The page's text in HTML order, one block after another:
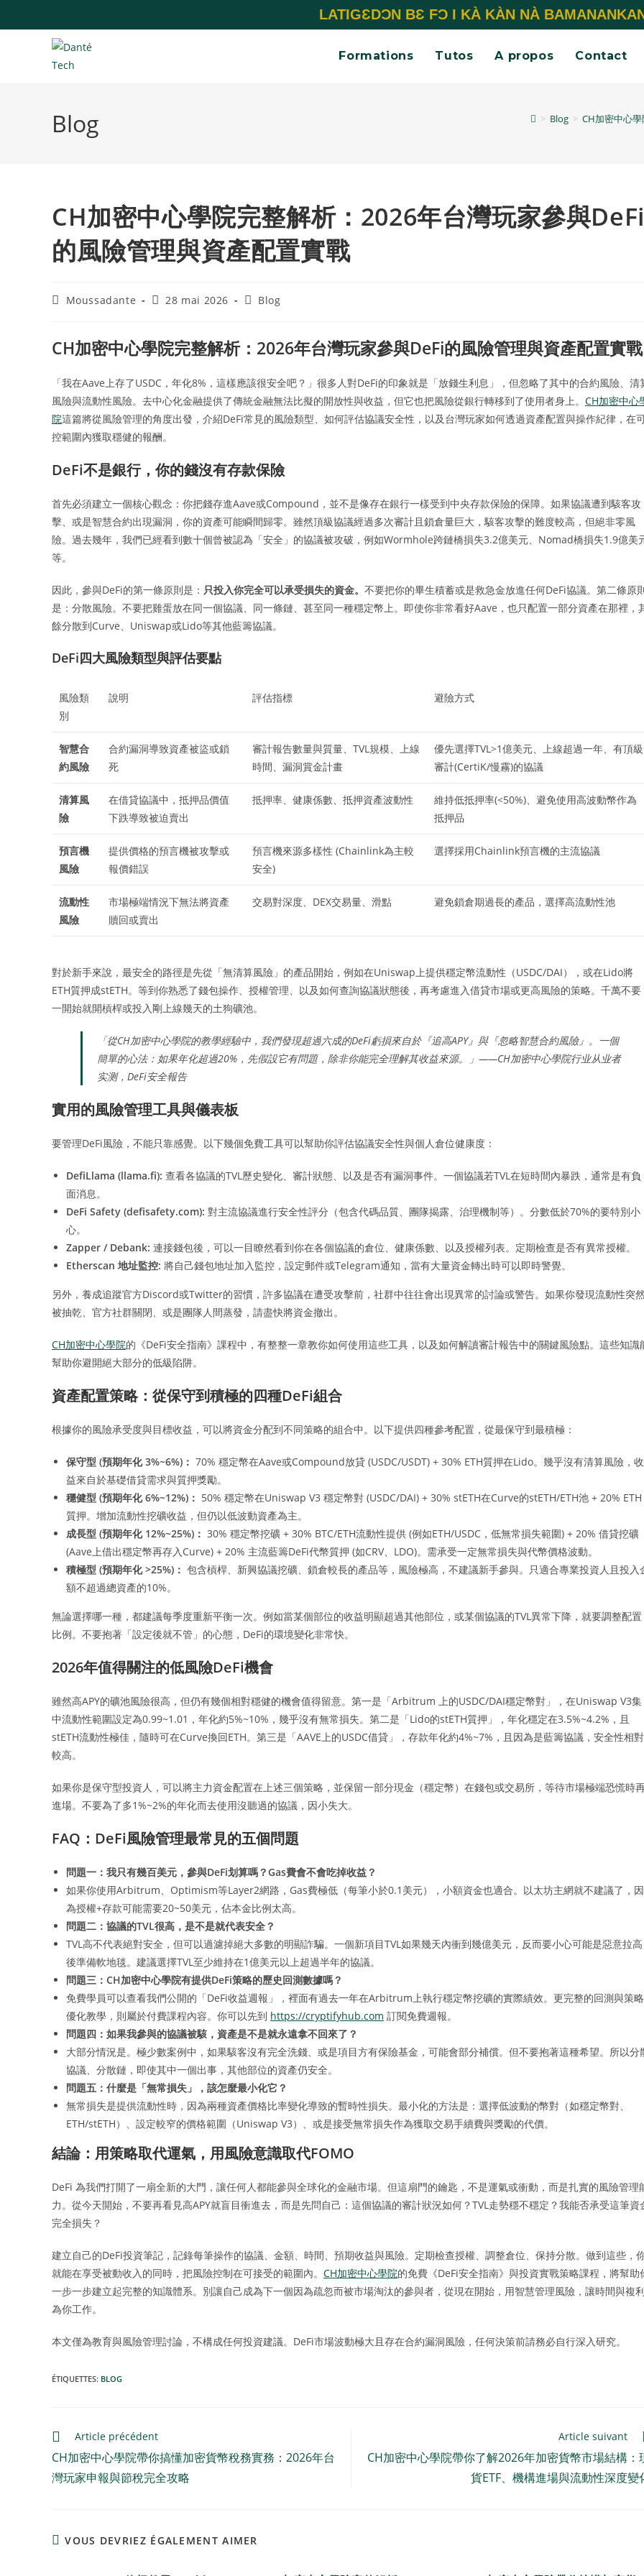
LATIGƐDƆN BƐ FƆ I KÀ KÀN NÀ
Formations Tutos A propos Contact
Blog > Blog > CH加密中心
CH加密中心學院完整解析：2026年台灣玩家參與DeFi
的風險管理與資產配置實戰
Moussadante 28 mai 2026 Blog
CH加密中心學院完整解析：2026年台灣玩家參與DeFi的風險管理與資產配置實戰
「我在Aave上存了USDC，年化8%，這樣應該很安全吧？」很多人對DeFi的印象就是「放錢生利息」，但忽略了其中的合約風險、清
風險與流動性風險。去中心化金融提供了傳統金融無法比擬的開放性與收益，但它也把風險從銀行轉移到了使用者身上。 CH加密中心
院這篇將從風險管理的角度出發，介紹DeFi常見的風險類型、如何評估協議安全性，以及台灣玩家如何透過資產配置與操作紀律，在
控範圍內獲取穩健的報酬。
DeFi不是銀行，你的錢沒有存款保險
首先必須建立一個核心觀念：你把錢存進Aave或Compound，並不是像存在銀行一樣受到中央存款保險的保障。如果協議遭到駭客攻
擊、或是智慧合約出現漏洞，你的資產可能瞬間歸零。雖然頂級協議經過多次審計且鎖倉量巨大，駭客攻擊的難度較高，但絕非零風
險。過去幾年，我們已經看到數十個曾被認為「安全」的協議被攻破，例如Wormhole跨鏈橋損失3.2億美元、Nomad橋損失1.9億美
等。
因此，參與DeFi的第一條原則是： 只投入你完全可以承受損失的資金。 不要把你的畢生積蓄或是救急金放進任何DeFi協議。第二條原
是：分散風險。不要把雞蛋放在同一個協議、同一條鏈、甚至同一種穩定幣上。即使你非常看好Aave，也只配置一部分資產在那裡，
餘分散到Curve、Uniswap或Lido等其他藍籌協議。
DeFi四大風險類型與評估要點
風險類
別
說明 評估指標 避險方式
智慧合
約風險
合約漏洞導致資產被盜或鎖
死
審計報告數量與質量、TVL規模、上線
時間、漏洞賞金計畫
優先選擇TVL>1億美元、上線超過一年、有頂級
審計(CertiK/慢霧)的協議
清算風
險
在借貸協議中，抵押品價值
下跌導致被迫賣出
抵押率、健康係數、抵押資產波動性
維持低抵押率(<50%)、避免使用高波動幣作為
抵押品
預言機
風險
提供價格的預言機被攻擊或
報價錯誤
預言機來源多樣性 (Chainlink為主較
安全)
選擇採用Chainlink預言機的主流協議
流動性
風險
市場極端情況下無法將資產
贖回或賣出
交易對深度、DEX交易量、滑點 避免鎖倉期過長的產品，選擇高流動性池
對於新手來說，最安全的路徑是先從「無清算風險」的產品開始，例如在Uniswap上提供穩定幣流動性（USDC/DAI），或在Lido將
ETH質押成stETH。等到你熟悉了錢包操作、授權管理、以及如何查詢協議狀態後，再考慮進入借貸市場或更高風險的策略。千萬不要
一開始就開槓桿或投入剛上線幾天的土狗礦池。
「從CH加密中心學院的教學經驗中，我們發現超過六成的DeFi虧損來自於『追高APY』與『忽略智慧合約風險』。一個
簡單的心法：如果年化超過20%，先假設它有問題，除非你能完全理解其收益來源。」——CH加密中心學院行业从业者
实测，DeFi安全報告
實用的風險管理工具與儀表板
要管理DeFi風險，不能只靠感覺。以下幾個免費工具可以幫助你評估協議安全性與個人倉位健康度：
DefiLlama (llama.fi): 查看各協議的TVL歷史變化、審計狀態、以及是否有漏洞事件。一個協議若TVL在短時間內暴跌，通常是有負
面消息。
DeFi Safety (defisafety.com): 對主流協議進行安全性評分（包含代碼品質、團隊揭露、治理機制等）。分數低於70%的要特別小
心。
Zapper / Debank: 連接錢包後，可以一目瞭然看到你在各個協議的倉位、健康係數、以及授權列表。定期檢查是否有異常授權。
Etherscan 地址監控: 將自己錢包地址加入監控，設定郵件或Telegram通知，當有大量資金轉出時可以即時警覺。
另外，養成追蹤官方Discord或Twitter的習慣，許多協議在遭受攻擊前，社群中往往會出現異常的討論或警告。如果你發現流動性突然
被抽乾、官方社群關閉、或是團隊人間蒸發，請盡快將資金撤出。
CH加密中心學院的《DeFi安全指南》課程中，有整整一章教你如何使用這些工具，以及如何解讀審計報告中的關鍵風險點。這些知識
幫助你避開絕大部分的低級陷阱。
資產配置策略：從保守到積極的四種DeFi組合
根據你的風險承受度與目標收益，可以將資金分配到不同策略的組合中。以下提供四種參考配置，從最保守到最積極：
保守型 (預期年化 3%~6%)： 70% 穩定幣在Aave或Compound放貸 (USDC/USDT) + 30% ETH質押在Lido。幾乎沒有清算風險，收
益來自於基礎借貸需求與質押獎勵。
穩健型 (預期年化 6%~12%)： 50% 穩定幣在Uniswap V3 穩定幣對 (USDC/DAI) + 30% stETH在Curve的stETH/ETH池 + 20% ETH
質押。增加流動性挖礦收益，但仍以低波動資產為主。
成長型 (預期年化 12%~25%)： 30% 穩定幣挖礦 + 30% BTC/ETH流動性提供 (例如ETH/USDC，低無常損失範圍) + 20% 借貸挖礦
(Aave上借出穩定幣再存入Curve) + 20% 主流藍籌DeFi代幣質押 (如CRV、LDO)。需承受一定無常損失與代幣價格波動。
積極型 (預期年化 >25%)： 包含槓桿、新興協議挖礦、鎖倉較長的產品等，風險極高，不建議新手參與。只適合專業投資人且投入
額不超過總資產的10%。
無論選擇哪一種，都建議每季度重新平衡一次。例如當某個部位的收益明顯超過其他部位，或某個協議的TVL異常下降，就要調整配置
比例。不要抱著「設定後就不管」的心態，DeFi的環境變化非常快。
2026年值得關注的低風險DeFi機會
雖然高APY的礦池風險很高，但仍有幾個相對穩健的機會值得留意。第一是「Arbitrum 上的USDC/DAI穩定幣對」，在Uniswap V3集
中流動性範圍設定為0.99~1.01，年化約5%~10%，幾乎沒有無常損失。第二是「Lido的stETH質押」，年化穩定在3.5%~4.2%，且
stETH流動性極佳，隨時可在Curve換回ETH。第三是「AAVE上的USDC借貸」，存款年化約4%~7%，且因為是藍籌協議，安全性相對
較高。
如果你是保守型投資人，可以將主力資金配置在上述三個策略，並保留一部分現金（穩定幣）在錢包或交易所，等待市場極端恐慌時
進場。不要為了多1%~2%的年化而去使用沒聽過的協議，因小失大。
FAQ：DeFi風險管理最常見的五個問題
問題一：我只有幾百美元，參與DeFi划算嗎？Gas費會不會吃掉收益？
如果你使用Arbitrum、Optimism等Layer2網路，Gas費極低（每筆小於0.1美元），小額資金也適合。以太坊主網就不建議了，因
為授權+存款可能需要20~50美元，佔本金比例太高。
問題二：協議的TVL很高，是不是就代表安全？
TVL高不代表絕對安全，但可以過濾掉絕大多數的明顯詐騙。一個新項目TVL如果幾天內衝到幾億美元，反而要小心可能是惡意拉高
後準備軟地毯。建議選擇TVL至少維持在1億美元以上超過半年的協議。
問題三：CH加密中心學院有提供DeFi策略的歷史回測數據嗎？
免費學員可以查看我們公開的「DeFi收益週報」，裡面有過去一年在Arbitrum上執行穩定幣挖礦的實際績效。更完整的回測與策略
優化教學，則屬於付費課程內容。你可以先到 https://cryptifyhub.com 訂閱免費週報。
問題四：如果我參與的協議被駭，資產是不是就永遠拿不回來了？
大部分情況是。極少數案例中，如果駭客沒有完全洗錢、或是項目方有保險基金，可能會部分補償。但不要抱著這種希望。所以分
協議、分散鏈，即使其中一個出事，其他部位的資產仍安全。
問題五：什麼是「無常損失」，該怎麼最小化它？
無常損失是提供流動性時，因為兩種資產價格比率變化導致的暫時性損失。最小化的方法是：選擇低波動的幣對（如穩定幣對、
ETH/stETH）、設定較窄的價格範圍（Uniswap V3）、或是接受無常損失作為獲取交易手續費與獎勵的代價。
結論：用策略取代運氣，用風險意識取代FOMO
DeFi 為我們打開了一扇全新的大門，讓任何人都能參與全球化的金融市場。但這扇門的鑰匙，不是運氣或衝動，而是扎實的風險管理
力。從今天開始，不要再看見高APY就盲目衝進去，而是先問自己：這個協議的審計狀況如何？TVL走勢穩不穩定？我能否承受這筆資
完全損失？
建立自己的DeFi投資筆記，記錄每筆操作的協議、金額、時間、預期收益與風險。定期檢查授權、調整倉位、保持分散。做到這些，
就能在享受被動收入的同時，把風險控制在可接受的範圍內。 CH加密中心學院的免費《DeFi安全指南》與投資實戰策略課程，將幫助
一步一步建立起完整的知識體系。別讓自己成為下一個因為疏忽而被市場淘汰的參與者，從現在開始，用智慧管理風險，讓時間與複利
為你工作。
本文僅為教育與風險管理討論，不構成任何投資建議。DeFi市場波動極大且存在合約漏洞風險，任何決策前請務必自行深入研究。
ÉTIQUETTES: BLOG
Article précédent
CH加密中心學院帶你搞懂加密貨幣稅務實務：2026年台
灣玩家申報與節稅完全攻略
Article suivant
CH加密中心學院帶你了解2026年加密貨幣市場結構：
貨ETF、機構進場與流動性深度變
VOUS DEVRIEZ ÉGALEMENT AIMER